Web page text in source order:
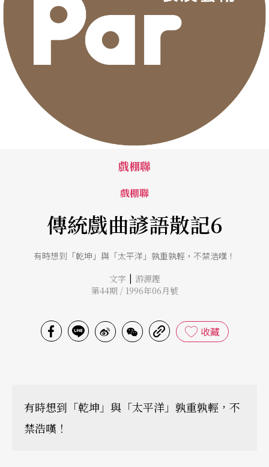
戲棚聯
戲棚聯
傳統戲曲諺語散記6
有時想到「乾坤」與「太平洋」孰重孰輕，不禁浩嘆！
文字 | 游源鏗
第44期 / 1996年06月號
收藏
有時想到「乾坤」與「太平洋」孰重孰輕，不
禁浩嘆！